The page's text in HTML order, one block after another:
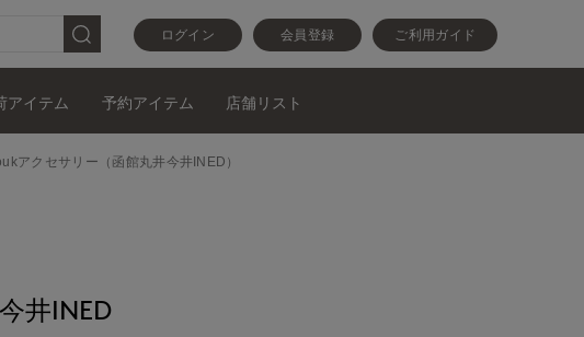
ログイン 会員登録 ご利用ガイド
アイテム 予約アイテム 店舗リスト
アクセサリー（函館丸井今井INED）
井INED